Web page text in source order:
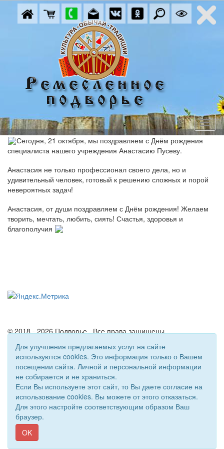
Сегодня, 21 октября, мы поздравляем с Днём рождения
специалиста нашего учреждения Анастасию Пусеву.
Анастасия не только профессионал своего дела, но и
удивительный человек, готовый к решению сложных и порой
невероятных задач!
Анастасия, от души поздравляем с Днём рождения! Желаем
творить, мечтать, любить, сиять! Счастья, здоровья и
благополучия
© 2018 - 2026 Подворье . Все права защищены.
Для улучшения предлагаемых услуг на сайте
используются cookies. Это информация только о Вашем
посещении сайта. Личной и персональной информации
не собирается и не храниться.
Если Вы используете этот сайт, то Вы даете согласие на
использование cookies. Вы можете от этого отказаться.
Для этого настройте соответствующим образом Ваш
браузер.
OK